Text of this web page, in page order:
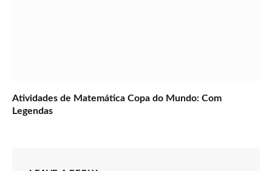
Atividades de Matemática Copa do Mundo: Com
Legendas